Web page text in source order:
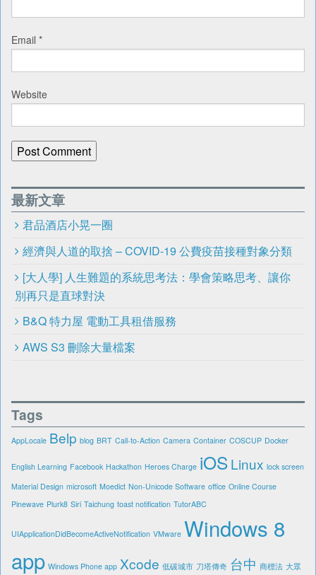
Email *
Website
最新文章
君品酒店小晃一圈
經濟與人道的取捨 – COVID-19 公費疫苗接種對象分類
[大人學] 人生難題的系統思考法：學會策略思考、讓你
別再只是直球對決
B&Q 特力屋 電動工具租借服務
AWS S3 刪除大量檔案
Tags
AppLocale Belp blog BRT Call-to-Action Camera Container COSCUP Docker
English Learning Facebook Hackathon Heroes Charge iOSLinux lock screen
Material Design microsoft Moedict Non-Unicode Software office Online Course
Pinewave Plurk8 Siri Taichung toast notification TutorABC
UIApplicationDidBecomeActiveNotification VMware Windows 8
app Windows Phone app Xcode 低碳城市 刀塔傳奇 台中 商標法 大眾